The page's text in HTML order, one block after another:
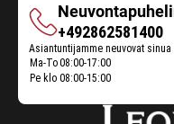
Neuvontapuhelin
+492862581400
Asiantuntijamme neuvovat
Opening
Ma-To08:00-17:00
Pe klo 08:00-15:00